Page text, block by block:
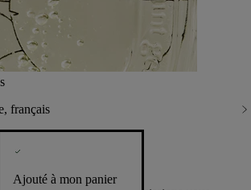
français
Ajouté à mon panier